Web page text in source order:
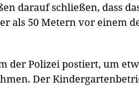
darauf schließen, dass
als 50 Metern vor einem
der Polizei postiert, um
Der